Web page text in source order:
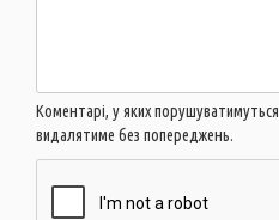
Коментарі, у яких порушуватимуться
видалятиме без попереджень.